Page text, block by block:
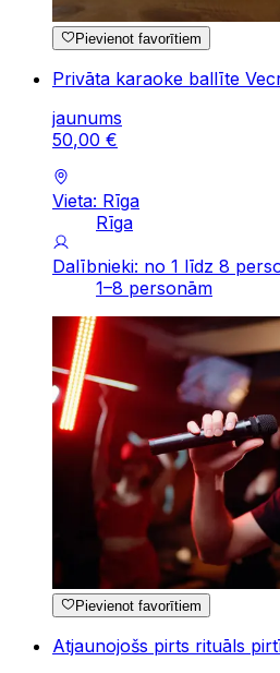
Pievienot favorītiem
Privāta karaoke ballīte
jaunums
50,00 €
Vieta: Rīga
Rīga
Dalībnieki: no 1 līdz 8
1–8 personām
Pievienot favorītiem
Atjaunojošs pirts rituāls